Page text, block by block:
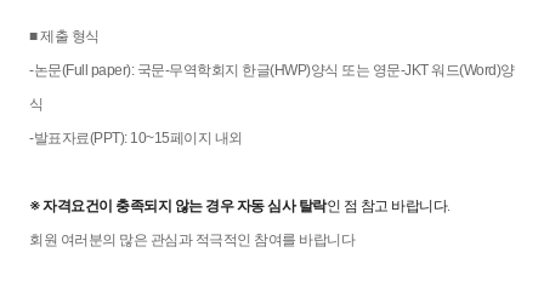
■ 제출 형식
-논문(Full paper): 국문-무역학회지 한글(HWP)양식 또는 영문-JKT 워드(Word)양
식
-발표자료(PPT): 10~15페이지 내외
※ 자격요건이 충족되지 않는 경우 자동 심사 탈락인 점 참고 바랍니다.
회원 여러분의 많은 관심과 적극적인 참여를 바랍니다